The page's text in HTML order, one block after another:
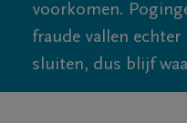
voorkomen.
fraude vallen
sluiten, dus blijf